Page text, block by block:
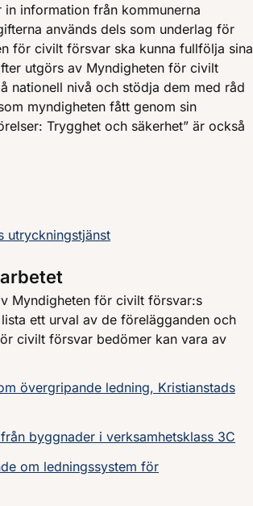
information från kommunerna
används dels som underlag för
för civilt försvar ska kunna fullfölja sina
utgörs av Myndigheten för civilt
nationell nivå och stödja dem med råd
myndigheten fått genom sin
Trygghet och säkerhet” är också
utryckningstjänst
Myndigheten för civilt försvar:s
ett urval av de förelägganden och
civilt försvar bedömer kan vara av
övergripande ledning, Kristianstads
byggnader i verksamhetsklass 3C
om ledningssystem för